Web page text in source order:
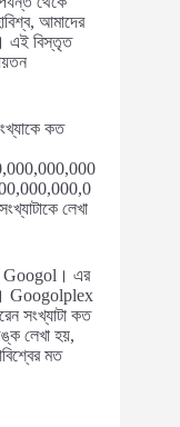
আমাদের
এই বিস্তৃত
কত
লেখা
Googol। এর
Googolplex
সংখ্যাটা কত
লেখা হয়,
মত